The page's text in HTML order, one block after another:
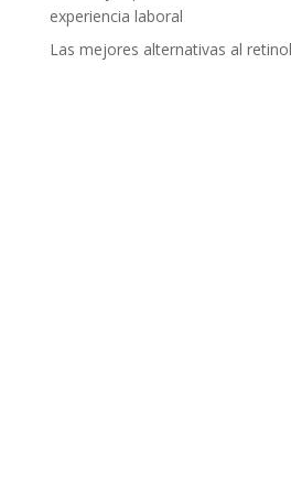
experiencia laboral
Las mejores alternativas al retinol